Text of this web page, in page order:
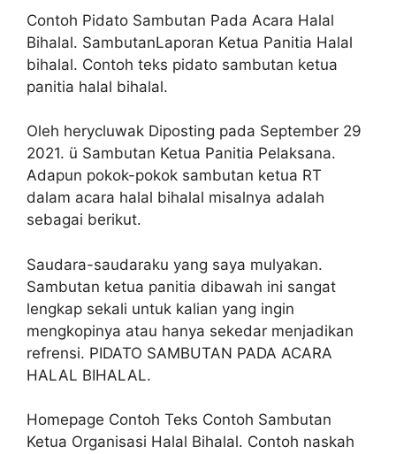
Contoh Pidato Sambutan Pada Acara Halal
Bihalal. SambutanLaporan Ketua Panitia Halal
bihalal. Contoh teks pidato sambutan ketua
panitia halal bihalal.
Oleh herycluwak Diposting pada September 29
2021. ü Sambutan Ketua Panitia Pelaksana.
Adapun pokok-pokok sambutan ketua RT
dalam acara halal bihalal misalnya adalah
sebagai berikut.
Saudara-saudaraku yang saya mulyakan.
Sambutan ketua panitia dibawah ini sangat
lengkap sekali untuk kalian yang ingin
mengkopinya atau hanya sekedar menjadikan
refrensi. PIDATO SAMBUTAN PADA ACARA
HALAL BIHALAL.
Homepage Contoh Teks Contoh Sambutan
Ketua Organisasi Halal Bihalal. Contoh naskah